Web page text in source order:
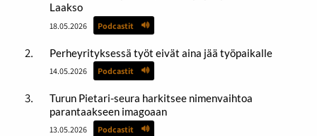
Laakso
18.05.2026 Podcastit
Perheyrityksessä työt eivät aina jää työpaikalle
14.05.2026 Podcastit
Turun Pietari-seura harkitsee nimenvaihtoa
parantaakseen imagoaan
13.05.2026 Podcastit